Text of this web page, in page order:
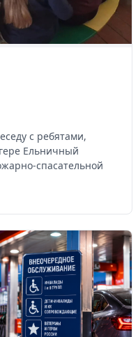
с ребятами,
Ельничный
спасательной